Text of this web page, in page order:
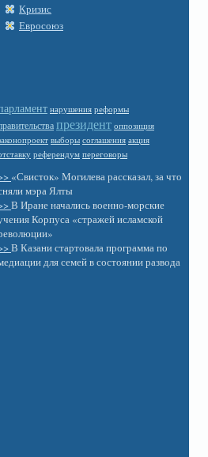
Кризис
Евросоюз
нарушения реформы
президент оппозиция
выборы соглашения акция
референдум переговоры
«Свисток» Могилева рассказал, за что
мэра Ялты
В Иране начались военно-морские
Корпуса «стражей исламской
В Казани стартовала программа по
для семей в состоянии развода